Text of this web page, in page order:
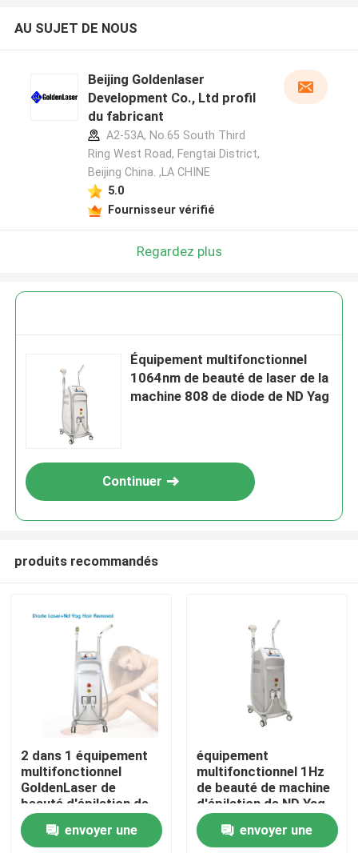
Maison
Produits
Vidéos
AU SUJET DE NOUS
Beijing Goldenlaser
Development Co., Ltd profil
du fabricant
A2-53A, No.65 South Third
Ring West Road, Fengtai District,
Beijing China. ,LA CHINE
5.0
Fournisseur vérifié
Regardez plus
Équipement multifonctionnel
1064nm de beauté de laser de la
machine 808 de diode de ND Yag
Continuer
produits recommandés
2 dans 1 équipement
multifonctionnel
GoldenLaser de
beauté d'épilation de
laser de ND Yag de
laser de la diode
envoyer une
équipement
multifonctionnel 1Hz
de beauté de machine
d'épilation de ND Yag
de la diode 808nm
envoyer une